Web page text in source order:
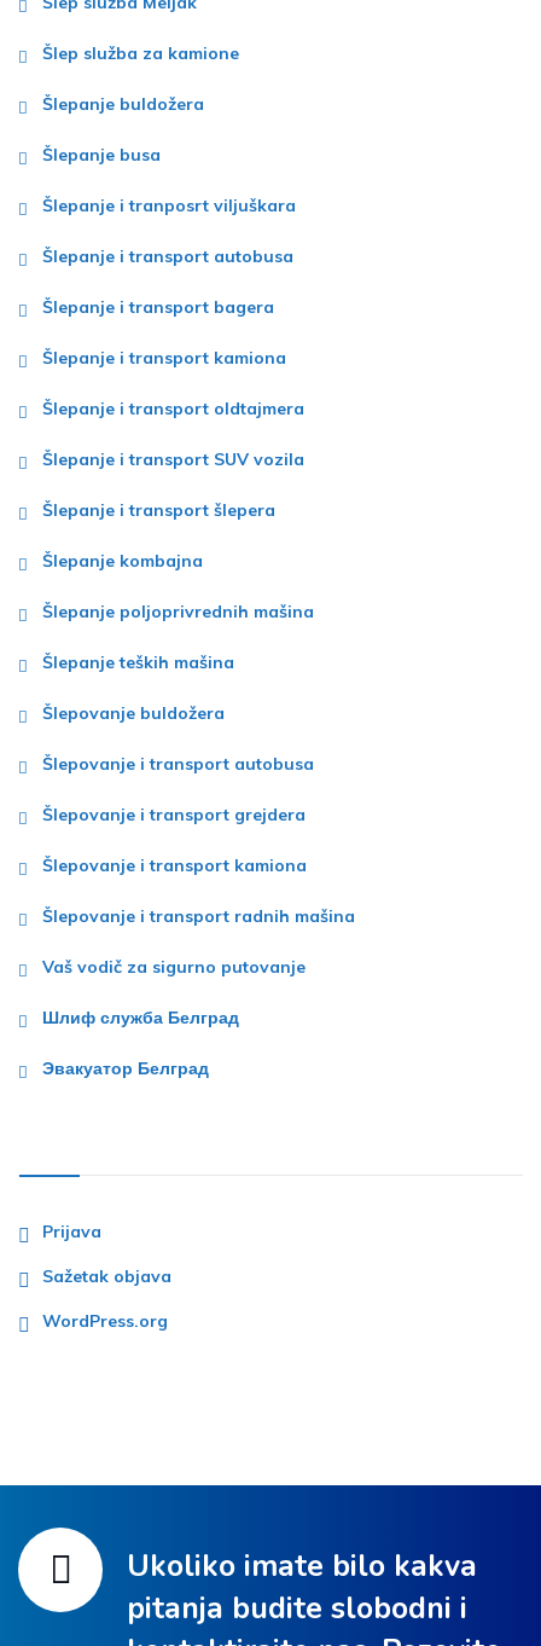
Šlep služba za kamione
Šlepanje buldožera
Šlepanje busa
Šlepanje i tranposrt viljuškara
Šlepanje i transport autobusa
Šlepanje i transport bagera
Šlepanje i transport kamiona
Šlepanje i transport oldtajmera
Šlepanje i transport SUV vozila
Šlepanje i transport šlepera
Šlepanje kombajna
Šlepanje poljoprivrednih mašina
Šlepanje teških mašina
Šlepovanje buldožera
Šlepovanje i transport autobusa
Šlepovanje i transport grejdera
Šlepovanje i transport kamiona
Šlepovanje i transport radnih mašina
Vaš vodič za sigurno putovanje
Шлиф служба Белград
Эвакуатор Белград
Prijava
Sažetak objava
WordPress.org
Ukoliko imate bilo kakva
pitanja budite slobodni i